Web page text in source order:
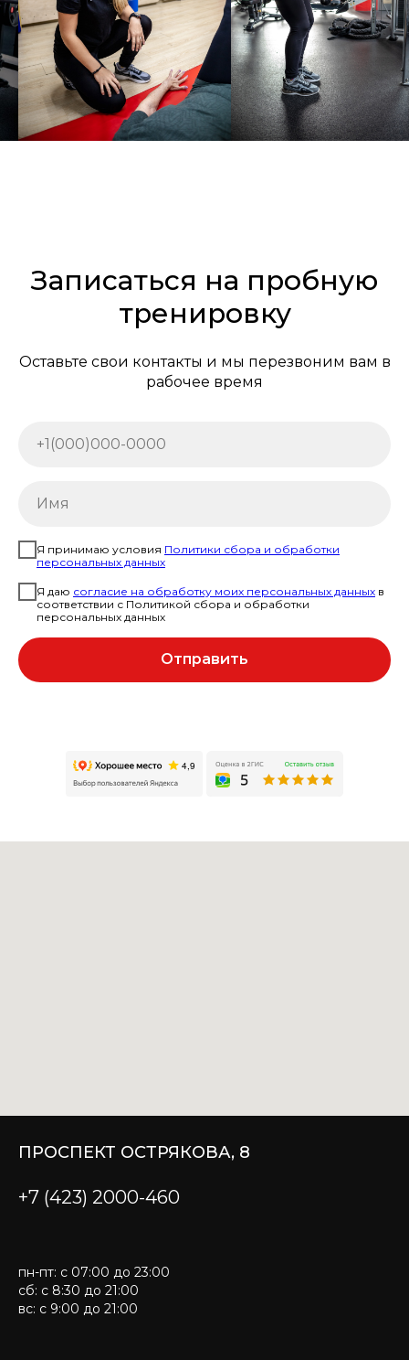
Записаться на пробную
тренировку
Оставьте свои контакты и мы перезвоним вам в
рабочее время
Я принимаю условия Политики сбора и обработки
персональных данных
Я даю согласие на обработку моих персональных данных в
соответствии с Политикой сбора и обработки
персональных данных
Отправить
ПРОСПЕКТ ОСТРЯКОВА, 8
+7 (423) 2000-460
пн-пт: с 07:00 до 23:00
сб: с 8:30 до 21:00
вс: с 9:00 до 21:00